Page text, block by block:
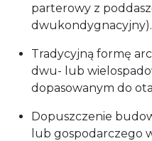
parterowy z
dwukondygnacyjny).
Tradycyjną formę
dwu- lub
dopasowanym do
Dopuszczenie
lub gospodarczego